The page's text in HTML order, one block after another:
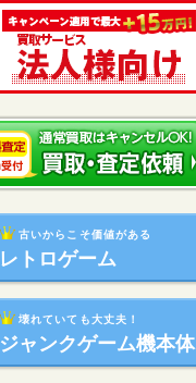
古いからこそ価値がある
レトロゲーム
壊れていても大丈夫！
ジャンクゲーム機本体